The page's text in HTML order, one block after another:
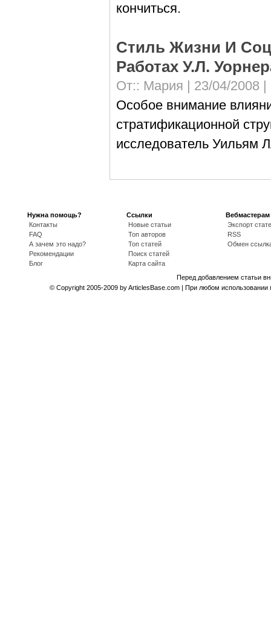
кончиться.
Стиль Жизни И
Работах У.Л.
От:: Мария | 23/04/2008 |
Особое внимание
стратификационной
исследователь Уильям
Нужна помощь?
Контакты
FAQ
А зачем это надо?
Рекомендации
Блог
Ссылки
Новые статьи
Топ авторов
Топ статей
Поиск статей
Карта сайта
Вебмастерам
Экспорт
RSS
Обмен
Перед добавлением статьи
© Copyright 2005-2009 by ArticlesBase.com | При любом использовании